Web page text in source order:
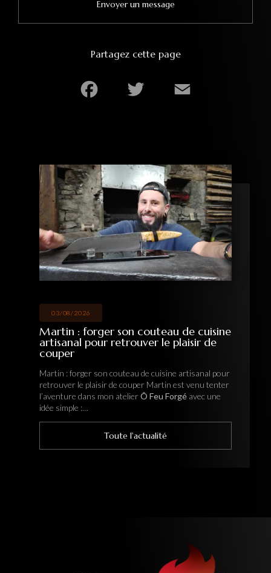
Envoyer un message
Partagez cette page
03/08/2026
Martin : forger son couteau de cuisine
artisanal pour retrouver le plaisir de
couper
Martin : forger son couteau de cuisine artisanal pour
retrouver le plaisir de couper Martin est venu tenter
l’aventure dans mon atelierÔ Feu Forgé avec une
idée simple :…
Toute l'actualité